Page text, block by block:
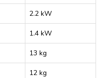
2.2 kW
1.4 kW
13 kg
12 kg